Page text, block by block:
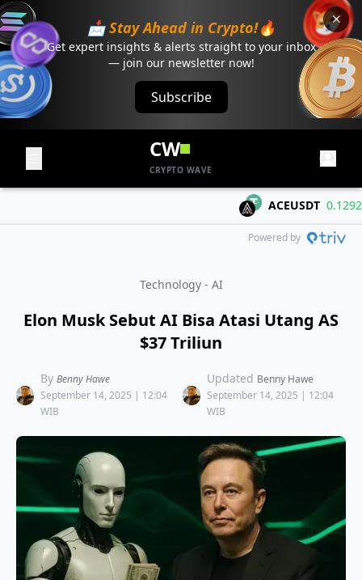
📩 Stay Ahead in Crypto!🔥
Get expert insights & alerts straight to your inbox
— join our newsletter now!
Subscribe
CW
CRYPTO WAVE
ACEUSDT 0.1292
Powered by
Technology - AI
Elon Musk Sebut AI Bisa Atasi Utang AS
$37 Triliun
By Benny Hawe
September 14, 2025 | 12:04
WIB
Updated Benny Hawe
September 14, 2025 | 12:04
WIB